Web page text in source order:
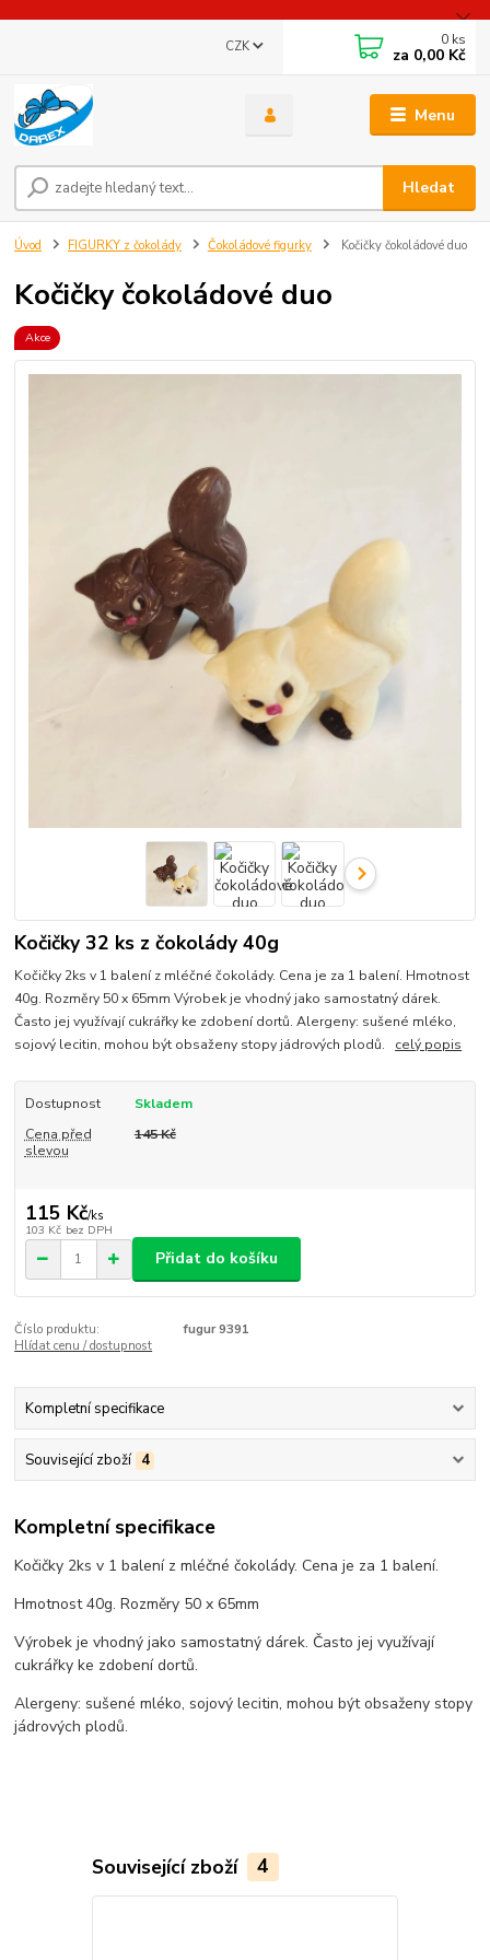
Menu
CZK
Hledat
0 ks
za 0,00 Kč
Úvod FIGURKY z čokolády Čokoládové figurky Kočičky čokoládové duo
Kočičky čokoládové duo
Akce
Kočičky 32 ks z čokolády 40g
Kočičky 2ks v 1 balení z mléčné čokolády. Cena je za 1 balení. Hmotnost
40g. Rozměry 50 x 65mm Výrobek je vhodný jako samostatný dárek.
Často jej využívají cukrářky ke zdobení dortů. Alergeny: sušené mléko,
sojový lecitin, mohou být obsaženy stopy jádrových plodů. celý popis
Dostupnost
Skladem
Cena před
slevou
145 Kč
115 Kč/ks
103 Kč bez DPH
Přidat do košíku
Číslo produktu:
fugur 9391
Hlídat cenu / dostupnost
Kompletní specifikace
Související zboží 4
Kompletní specifikace
Kočičky 2ks v 1 balení z mléčné čokolády. Cena je za 1 balení.
Hmotnost 40g. Rozměry 50 x 65mm
Výrobek je vhodný jako samostatný dárek. Často jej využívají
cukrářky ke zdobení dortů.
Alergeny: sušené mléko, sojový lecitin, mohou být obsaženy stopy
jádrových plodů.
Související zboží 4